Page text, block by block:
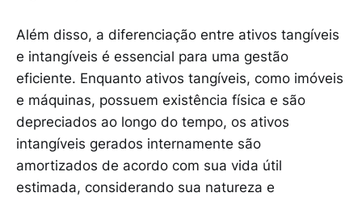
Além disso, a diferenciação entre ativos tangíveis
e intangíveis é essencial para uma gestão
eficiente. Enquanto ativos tangíveis, como imóveis
e máquinas, possuem existência física e são
depreciados ao longo do tempo, os ativos
intangíveis gerados internamente são
amortizados de acordo com sua vida útil
estimada, considerando sua natureza e